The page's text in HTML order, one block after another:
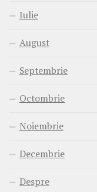
Iulie
August
Septembrie
Octombrie
Noiembrie
Decembrie
Despre